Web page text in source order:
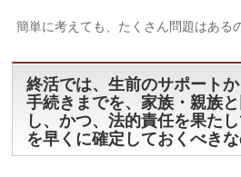
簡単に考えても、たくさん問題はある
終活では、生前のサポート
手続きまでを、家族・親族
し、かつ、法的責任を果た
を早くに確定しておくべきな